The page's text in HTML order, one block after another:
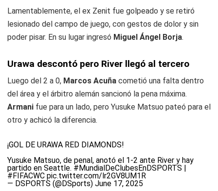
Lamentablemente, el ex Zenit fue golpeado y se retiró
lesionado del campo de juego, con gestos de dolor y sin
poder pisar. En su lugar ingresó Miguel Ángel Borja.
Urawa descontó pero River llegó al tercero
Luego del 2 a 0, Marcos Acuña cometió una falta dentro
del área y el árbitro alemán sancionó la pena máxima.
Armani fue para un lado, pero Yusuke Matsuo pateó para el
otro y achicó la diferencia.
¡GOL DE URAWA RED DIAMONDS!
Yusuke Matsuo, de penal, anotó el 1-2 ante River y hay
partido en Seattle. #MundialDeClubesEnDSPORTS |
#FIFACWC pic.twitter.com/lr2GV8UM1R
— DSPORTS (@DSports) June 17, 2025